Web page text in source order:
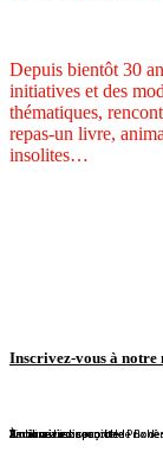
Depuis bientôt 30
initiatives et des
thématiques,
repas-un livre,
insolites…
Inscrivez-vous à notre
En librairie !
En librairie !
En librairie !
En librairie !
En librairie !
Violaine Lison reçoit le Prix
En librairie !
À nouveau disponible !
À nouveau disponible !
Redécouvrez ce conte de